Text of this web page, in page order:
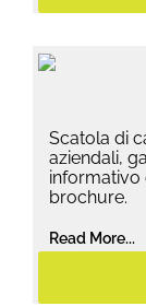
Scatola di
aziendali,
informativo
brochure.
Read More...